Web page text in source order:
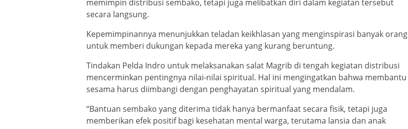
memimpin distribusi sembako, tetapi juga melibatkan diri dalam kegiatan tersebut
secara langsung.
Kepemimpinannya menunjukkan teladan keikhlasan yang menginspirasi banyak orang
untuk memberi dukungan kepada mereka yang kurang beruntung.
Tindakan Pelda Indro untuk melaksanakan salat Magrib di tengah kegiatan distribusi
mencerminkan pentingnya nilai-nilai spiritual. Hal ini mengingatkan bahwa membantu
sesama harus diimbangi dengan penghayatan spiritual yang mendalam.
“Bantuan sembako yang diterima tidak hanya bermanfaat secara fisik, tetapi juga
memberikan efek positif bagi kesehatan mental warga, terutama lansia dan anak